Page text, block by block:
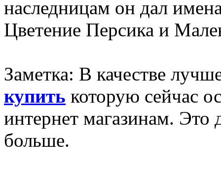
наследницам он дал
Цветение Персика и
Заметка: В качестве
купить которую сейчас
интернет магазинам.
больше.